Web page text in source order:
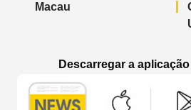
Macau
Descarregar a